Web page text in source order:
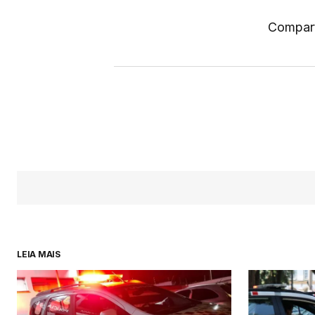
LEIA MAIS